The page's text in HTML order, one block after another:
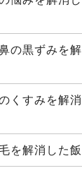
の黒ずみを
くすみを解
を解消した飯